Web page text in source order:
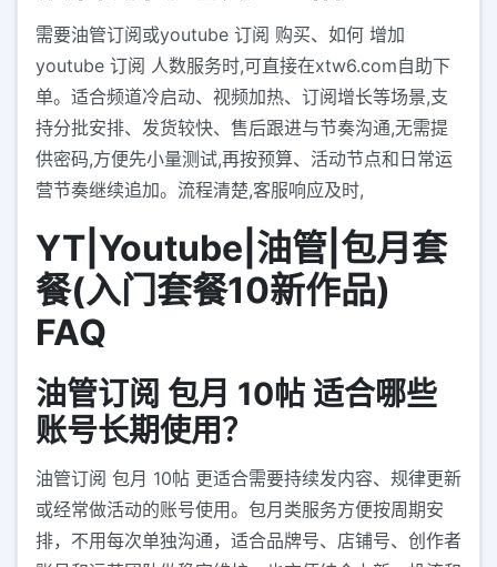
需要油管订阅或youtube 订阅 购买、如何 增加
youtube 订阅 人数服务时,可直接在xtw6.com自助下
单。适合频道冷启动、视频加热、订阅增长等场景,支
持分批安排、发货较快、售后跟进与节奏沟通,无需提
供密码,方便先小量测试,再按预算、活动节点和日常运
营节奏继续追加。流程清楚,客服响应及时,
YT|Youtube|油管|包月套
餐(入门套餐10新作品)
FAQ
油管订阅 包月 10帖 适合哪些
账号长期使用？
油管订阅 包月 10帖 更适合需要持续发内容、规律更新
或经常做活动的账号使用。包月类服务方便按周期安
排，不用每次单独沟通，适合品牌号、店铺号、创作者